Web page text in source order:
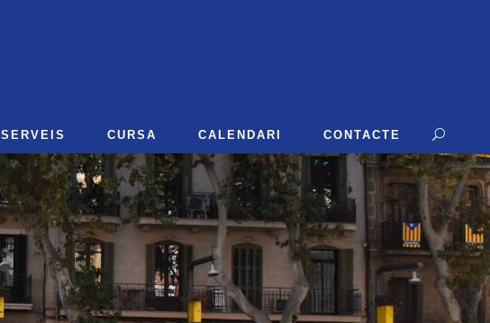
SERVEIS CURSA CALENDARI CONTACTE